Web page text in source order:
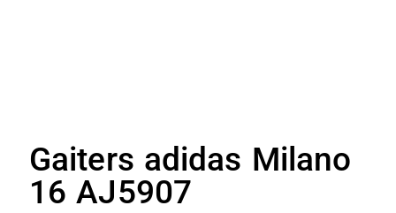
Gaiters adidas Milano
16 AJ5907